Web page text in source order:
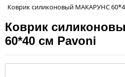
Коврик силиконовый МАКАРУНС
Коврик
60*40 см Pavoni